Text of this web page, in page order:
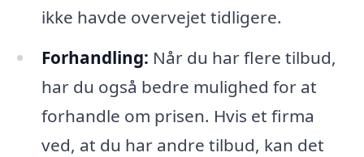
ikke havde overvejet tidligere.
Forhandling: Når du har flere tilbud,
har du også bedre mulighed for at
forhandle om prisen. Hvis et firma
ved, at du har andre tilbud, kan det